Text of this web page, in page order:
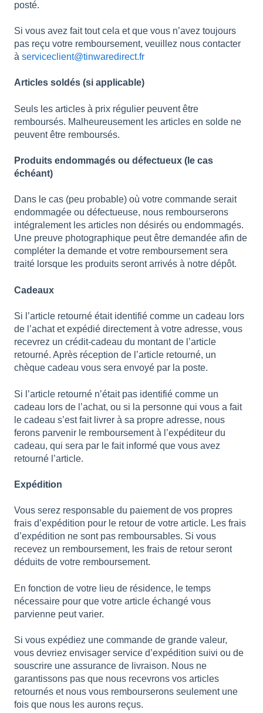
posté.
Si vous avez fait tout cela et que vous n’avez toujours
pas reçu votre remboursement, veuillez nous contacter
à serviceclient@tinwaredirect.fr
Articles soldés (si applicable)
Seuls les articles à prix régulier peuvent être
remboursés. Malheureusement les articles en solde ne
peuvent être remboursés.
Produits endommagés ou défectueux (le cas
échéant)
Dans le cas (peu probable) où votre commande serait
endommagée ou défectueuse, nous rembourserons
intégralement les articles non désirés ou endommagés.
Une preuve photographique peut être demandée afin de
compléter la demande et votre remboursement sera
traité lorsque les produits seront arrivés à notre dépôt.
Cadeaux
Si l’article retourné était identifié comme un cadeau lors
de l’achat et expédié directement à votre adresse, vous
recevrez un crédit-cadeau du montant de l’article
retourné. Après réception de l’article retourné, un
chèque cadeau vous sera envoyé par la poste.
Si l’article retourné n’était pas identifié comme un
cadeau lors de l’achat, ou si la personne qui vous a fait
le cadeau s’est fait livrer à sa propre adresse, nous
ferons parvenir le remboursement à l’expéditeur du
cadeau, qui sera par le fait informé que vous avez
retourné l’article.
Expédition
Vous serez responsable du paiement de vos propres
frais d’expédition pour le retour de votre article. Les frais
d’expédition ne sont pas remboursables. Si vous
recevez un remboursement, les frais de retour seront
déduits de votre remboursement.
En fonction de votre lieu de résidence, le temps
nécessaire pour que votre article échangé vous
parvienne peut varier.
Si vous expédiez une commande de grande valeur,
vous devriez envisager service d’expédition suivi ou de
souscrire une assurance de livraison. Nous ne
garantissons pas que nous recevrons vos articles
retournés et nous vous rembourserons seulement une
fois que nous les aurons reçus.